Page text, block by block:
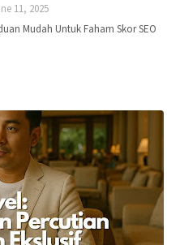
11, 2025
Mudah Untuk Faham Skor SEO